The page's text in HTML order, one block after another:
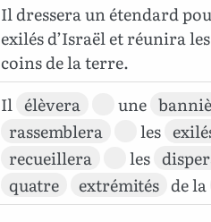
Il dressera un étendard
exilés d’Israël et réunira
coins de la terre.
Il élèvera une
rassemblera
les
recueillera
les
quatre
extrémités de la